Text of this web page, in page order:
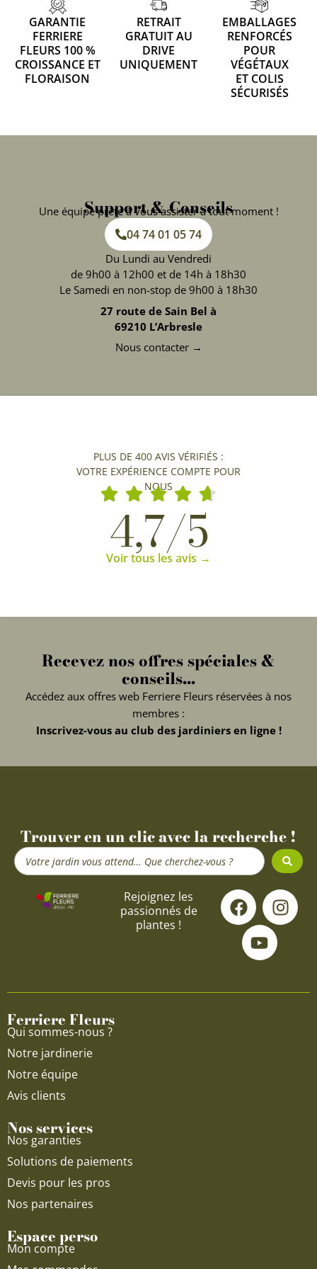
GARANTIE
FERRIERE
FLEURS 100 %
CROISSANCE ET
FLORAISON
RETRAIT
GRATUIT AU
DRIVE
UNIQUEMENT
EMBALLAGES
RENFORCÉS
POUR
VÉGÉTAUX
ET COLIS
SÉCURISÉS
Support & Conseils
Une équipe prête à vous assister à tout moment !
04 74 01 05 74
Du Lundi au Vendredi
de 9h00 à 12h00 et de 14h à 18h30
Le Samedi en non-stop de 9h00 à 18h30
27 route de Sain Bel à
69210 L’Arbresle
Nous contacter →
PLUS DE 400 AVIS VÉRIFIÉS :
VOTRE EXPÉRIENCE COMPTE POUR
NOUS
4,7/5
Voir tous les avis →
Recevez nos offres spéciales &
conseils...
Accédez aux offres web Ferriere Fleurs réservées à nos
membres :
Inscrivez-vous au club des jardiniers en ligne !
Trouver en un clic avec la recherche !
Search
...
Rejoignez les
passionnés de
plantes !
F
a
c
e
o
I
n
s
g
Y
o
u
t
u
b
Ferriere Fleurs
Qui sommes-nous ?
Notre jardinerie
Notre équipe
Avis clients
Nos services
Nos garanties
Solutions de paiements
Devis pour les pros
Nos partenaires
Espace perso
Mon compte